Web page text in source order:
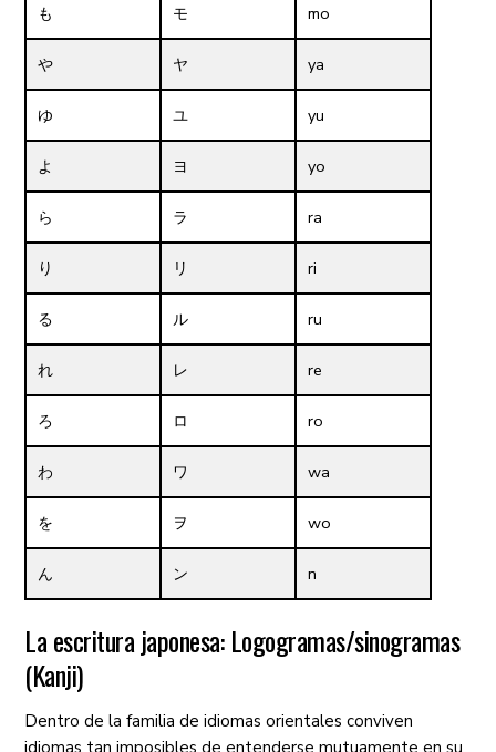
も モ mo
や ヤ ya
ゆ ユ yu
よ ヨ yo
ら ラ ra
り リ ri
る ル ru
れ レ re
ろ ロ ro
わ ワ wa
を ヲ wo
ん ン n
La escritura japonesa: Logogramas/sinogramas
(Kanji)
Dentro de la familia de idiomas orientales conviven